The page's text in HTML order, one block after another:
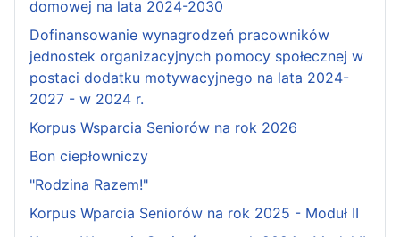
domowej na lata 2024-2030
Dofinansowanie wynagrodzeń pracowników
jednostek organizacyjnych pomocy społecznej w
postaci dodatku motywacyjnego na lata 2024-
2027 - w 2024 r.
Korpus Wsparcia Seniorów na rok 2026
Bon ciepłowniczy
"Rodzina Razem!"
Korpus Wparcia Seniorów na rok 2025 - Moduł II